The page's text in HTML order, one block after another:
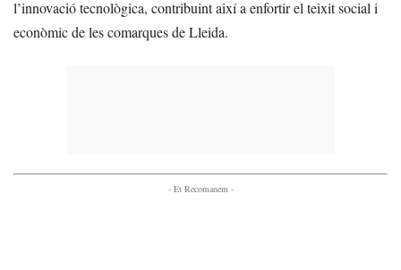
l’innovació tecnològica, contribuint així a enfortir el teixit social i
econòmic de les comarques de Lleida.
- Et Recomanem -